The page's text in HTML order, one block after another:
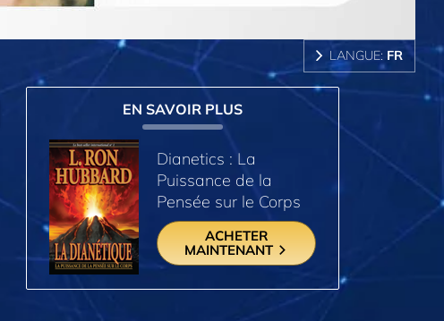
LANGUE: FR
EN SAVOIR PLUS
Dianetics : La
Puissance de la
Pensée sur le Corps
ACHETER
MAINTENANT